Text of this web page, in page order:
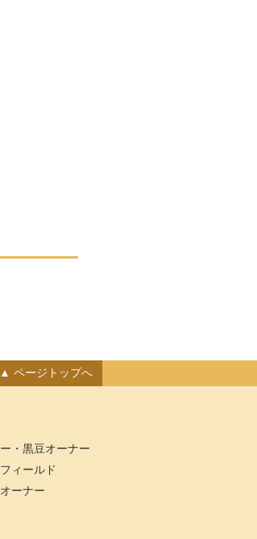
ページトップへ
・黒豆オーナー
ィールド
ーナー